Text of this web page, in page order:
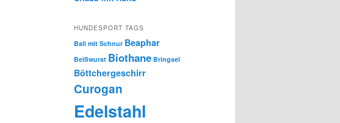
HUNDESPORT TAGS
Ball mit Schnur Beaphar
Beißwurst Biothane Bringsel
Böttchergeschirr
Curogan
Edelstahl